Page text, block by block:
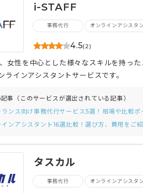
i-STAFF
事務代行 オンラインアシスタ
4.5(2)
女性を中心とした様々なスキルを持っ
ラインアシスタントサービスです。
事（このサービスが選出されている記事）
ランス向け事務代行サービス5選！相場や比較ポ
インアシスタント16選比較！選び方、費用をご紹
タスカル
事務代行 オンラインアシスタ